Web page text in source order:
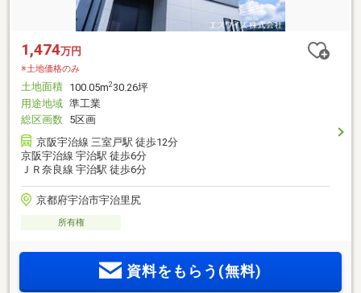
1,474万円
※土地価格のみ
土地面積 100.05m2 30.26坪
用途地域 準工業
総区画数 5区画
京阪宇治線 三室戸駅 徒歩12分
京阪宇治線 宇治駅 徒歩6分
ＪＲ奈良線 宇治駅 徒歩6分
京都府宇治市宇治里尻
所有権
資料をもらう(無料)